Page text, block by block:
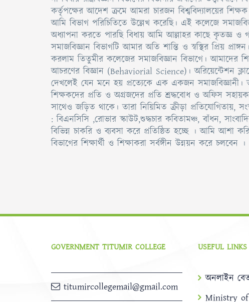
কর্তৃপক্ষের আদেশ ক্রমে আমরা চারজন বিশ্ববিদ্যালয়ের
আমি বিভাগ পরিচিতিতে উল্লেখ করেছি। এই কলেজে
অধ্যাপনা করতে পারছি বিধায় আমি আল্লাহর কাছে কৃতজ্ঞ ও
সমাজবিজ্ঞান বিভাগটি আমার অতি শান্তি ও স্বস্থির প্রিয়
করলাম তিতুমীর কলেজের সমাজবিজ্ঞান বিভাগে। আমাদের
আচরণের বিজ্ঞান (Behaviorial Science)। অরিয়েন্টেশন
দেখলেই যেন মনে হয় প্রত্যেকে এক একজন সমাজবিজ্ঞানী।
শিক্ষকদের প্রতি ও অগ্রজদের প্রতি শ্রদ্ধবোধ ও অফিস
সাথেও জড়িত থাকে। তারা নিয়িমিত ক্রীড়া প্রতিযোগিতায়,
: বিএনসিসি ,রোভার স্কাউট,শুদ্ধচার কবিতামঞ্চ, বাঁধন,
বিভিন্ন চাকরি ও ব্যবসা করে প্রতিষ্ঠিত হচ্ছে । আমি আশা
বিভাগের শিক্ষার্থী ও শিক্ষাকরা সর্বঙ্গীন উন্নয়ন করে চলবেন ।
GOVERNMENT TITUMIR COLLEGE
titumircollegemail@gmail.com
USEFUL LINKS
অনলাইন
Ministry of